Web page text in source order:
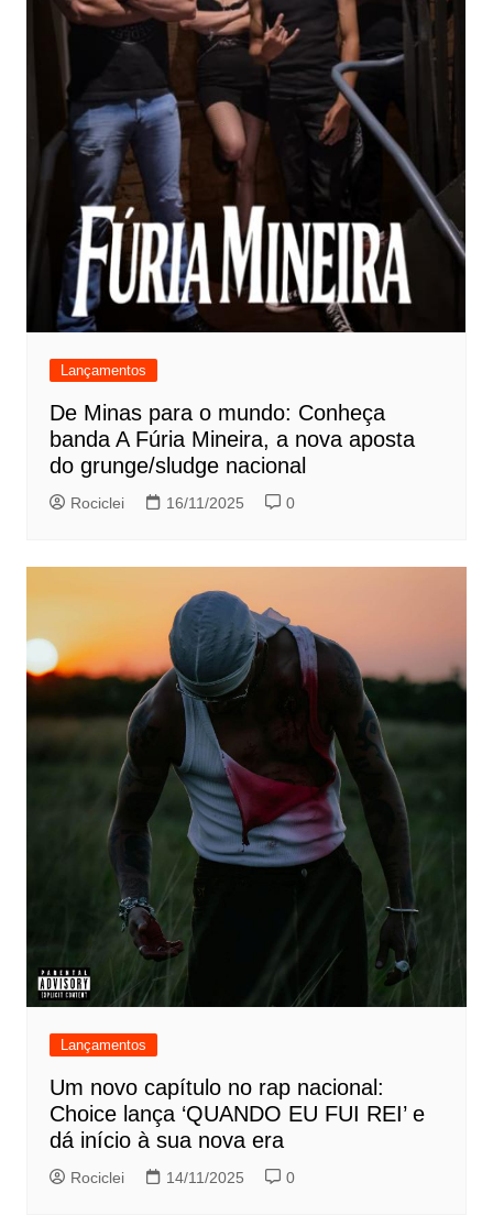
Lançamentos
De Minas para o mundo: Conheça
banda A Fúria Mineira, a nova aposta
do grunge/sludge nacional
Rociclei 16/11/2025 0
Lançamentos
Um novo capítulo no rap nacional:
Choice lança ‘QUANDO EU FUI REI’ e
dá início à sua nova era
Rociclei 14/11/2025 0